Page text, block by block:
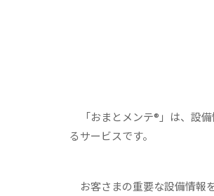
「おまとメンテ®」は、設
るサービスです。
お客さまの重要な設備情報